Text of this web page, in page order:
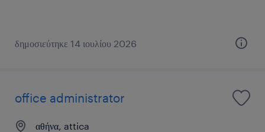
δημοσιεύτηκε 14 ιουλίου 2026
office administrator
αθήνα, attica